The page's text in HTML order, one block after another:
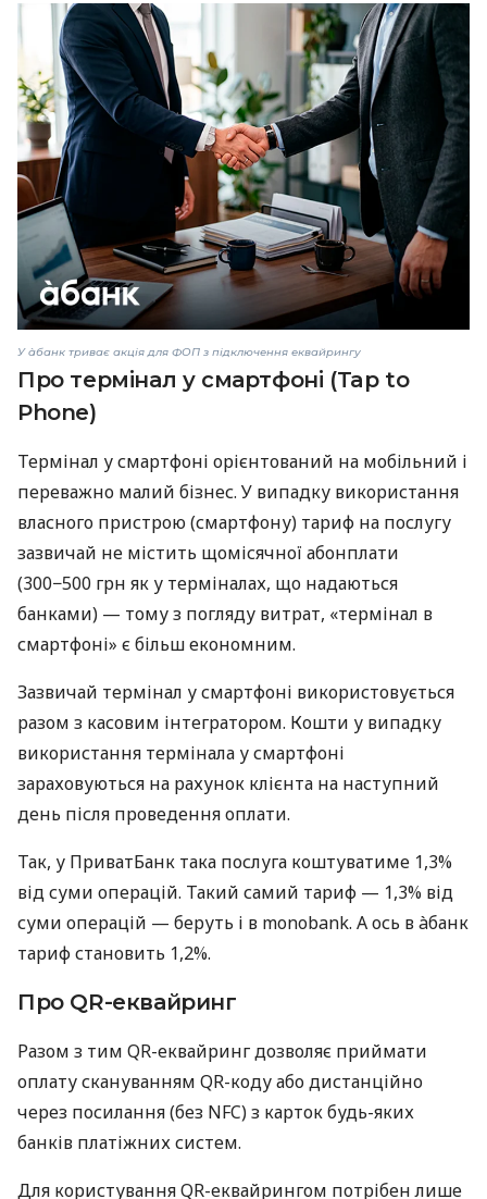
У àбанк триває акція для ФОП з підключення еквайрингу
Про термінал у смартфоні (Tap to
Phone)
Термінал у смартфоні орієнтований на мобільний і
переважно малий бізнес. У випадку використання
власного пристрою (смартфону) тариф на послугу
зазвичай не містить щомісячної абонплати
(300−500 грн як у терміналах, що надаються
банками) — тому з погляду витрат, «термінал в
смартфоні» є більш економним.
Зазвичай термінал у смартфоні використовується
разом з касовим інтегратором. Кошти у випадку
використання термінала у смартфоні
зараховуються на рахунок клієнта на наступний
день після проведення оплати.
Так, у ПриватБанк така послуга коштуватиме 1,3%
від суми операцій. Такий самий тариф — 1,3% від
суми операцій — беруть і в monobank. А ось в àбанк
тариф становить 1,2%.
Про QR-еквайринг
Разом з тим QR-еквайринг дозволяє приймати
оплату скануванням QR-коду або дистанційно
через посилання (без NFC) з карток будь-яких
банків платіжних систем.
Для користування QR-еквайрингом потрібен лише